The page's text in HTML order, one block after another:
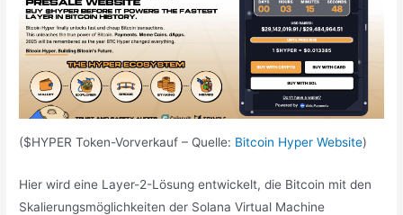
($HYPER Token-Vorverkauf – Quelle: Bitcoin Hyper Website)
Hier wird eine Layer-2-Lösung entwickelt, die Bitcoin mit den
Skalierungsmöglichkeiten der Solana Virtual Machine